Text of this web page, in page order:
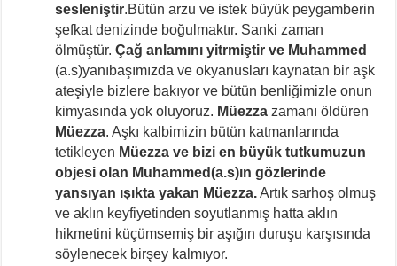
sesleniştir.Bütün arzu ve istek büyük peygamberin
şefkat denizinde boğulmaktır. Sanki zaman
ölmüştür.Çağ anlamını yitrmiştir ve Muhammed
(a.s)yanıbaşımızda ve okyanusları kaynatan bir aşk
ateşiyle bizlere bakıyor ve bütün benliğimizle onun
kimyasında yok oluyoruz. Müezza zamanı öldüren
Müezza. Aşkı kalbimizin bütün katmanlarında
tetikleyen Müezza ve bizi en büyük tutkumuzun
objesi olan Muhammed(a.s)ın gözlerinde
yansıyan ışıkta yakan Müezza.Artık sarhoş olmuş
ve aklın keyfiyetinden soyutlanmış hatta aklın
hikmetini küçümsemiş bir aşığın duruşu karşısında
söylenecek birşey kalmıyor.